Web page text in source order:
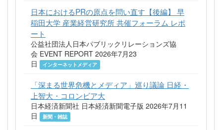
日本におけるPRの原点を問い直す【後編】 早
稲田大学 産業経営研究所 共催フォーラム レポ
ート
公益社団法人日本パブリックリレーションズ協
会 EVENT REPORT 2026年7月23
日
インターネットメディア
「深まる世界危機とメディア」巡り議論 日経・
上智大・コロンビア大
日本経済新聞社 日本経済新聞電子版 2026年7月11
日
新聞・雑誌